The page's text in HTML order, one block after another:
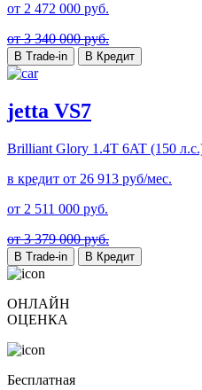
от 2 472 000 руб.
от 3 340 000 руб.
В Trade-in В Кредит
jetta VS7
Brilliant Glory 1.4T 6AT (150
в кредит от 26 913 руб/мес.
от 2 511 000 руб.
от 3 379 000 руб.
В Trade-in В Кредит
ОНЛАЙН
ОЦЕНКА
Бесплатная